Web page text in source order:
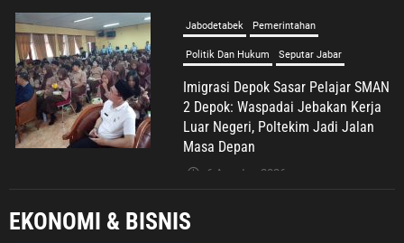
Jabodetabek Pemerintahan
Politik Dan Hukum Seputar Jabar
Imigrasi Depok Sasar Pelajar SMAN
2 Depok: Waspadai Jebakan Kerja
Luar Negeri, Poltekim Jadi Jalan
Masa Depan
6 Agustus 2026
Umum
EKONOMI & BISNIS